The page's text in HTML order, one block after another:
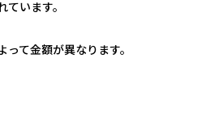
います。
て金額が異なります。